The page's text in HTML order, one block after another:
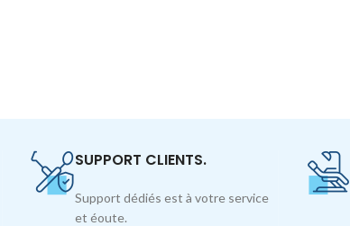
SUPPORT CLIENTS.
Support dédiés est à votre service
et éoute.